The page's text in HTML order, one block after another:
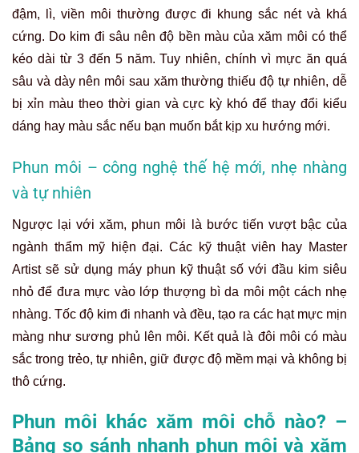
đậm, lì, viền môi thường được đi khung sắc nét và khá
cứng. Do kim đi sâu nên độ bền màu của xăm môi có thể
kéo dài từ 3 đến 5 năm. Tuy nhiên, chính vì mực ăn quá
sâu và dày nên môi sau xăm thường thiếu độ tự nhiên, dễ
bị xỉn màu theo thời gian và cực kỳ khó để thay đổi kiểu
dáng hay màu sắc nếu bạn muốn bắt kịp xu hướng mới.
Phun môi – công nghệ thế hệ mới, nhẹ nhàng
và tự nhiên
Ngược lại với xăm, phun môi là bước tiến vượt bậc của
ngành thẩm mỹ hiện đại. Các kỹ thuật viên hay Master
Artist sẽ sử dụng máy phun kỹ thuật số với đầu kim siêu
nhỏ để đưa mực vào lớp thượng bì da môi một cách nhẹ
nhàng. Tốc độ kim đi nhanh và đều, tạo ra các hạt mực mịn
màng như sương phủ lên môi. Kết quả là đôi môi có màu
sắc trong trẻo, tự nhiên, giữ được độ mềm mại và không bị
thô cứng.
Phun môi khác xăm môi chỗ nào? –
Bảng so sánh nhanh phun môi và xăm